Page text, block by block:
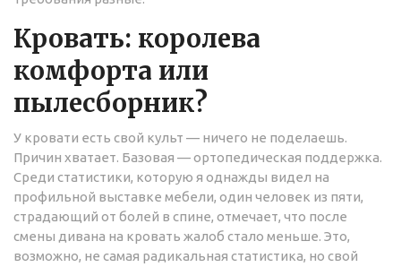
Кровать: королева
комфорта или
пылесборник?
У кровати есть свой культ — ничего не поделаешь.
Причин хватает. Базовая — ортопедическая поддержка.
Среди статистики, которую я однажды видел на
профильной выставке мебели, один человек из пяти,
страдающий от болей в спине, отмечает, что после
смены дивана на кровать жалоб стало меньше. Это,
возможно, не самая радикальная статистика, но свой